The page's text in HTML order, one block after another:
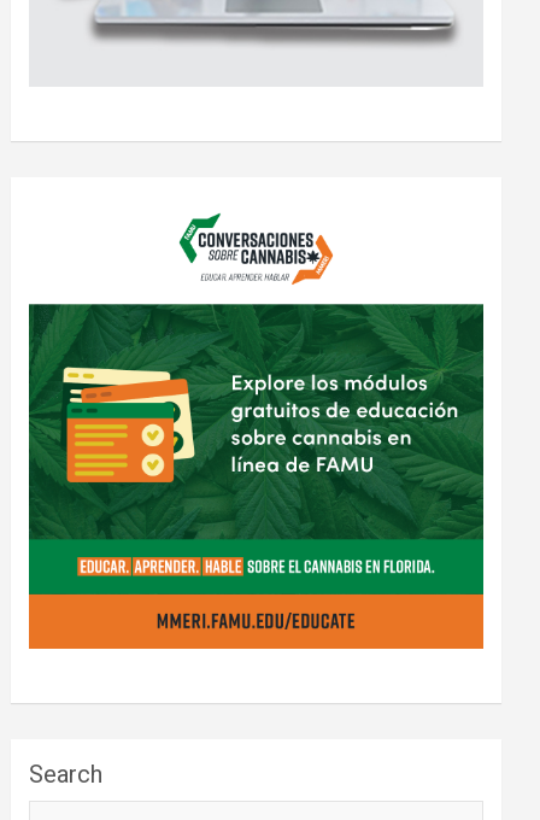
Search